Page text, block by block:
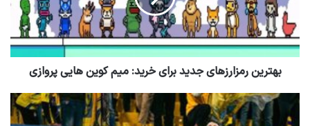
بهترین رمزارزهای جدید برای خرید: میم کوین هایی پروازی